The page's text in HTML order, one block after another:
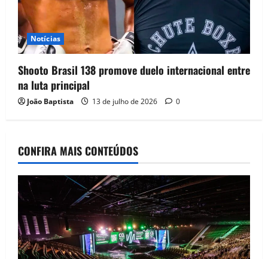
Notícias
Shooto Brasil 138 promove duelo internacional entre
na luta principal
João Baptista 13 de julho de 2026 0
CONFIRA MAIS CONTEÚDOS